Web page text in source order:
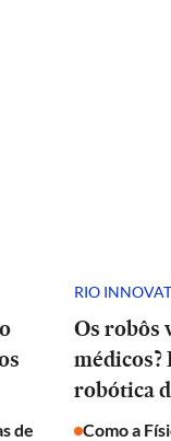
de
RIO
Os robôs
robótica
Como a